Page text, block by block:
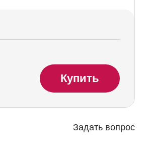
Купить
Задать вопрос